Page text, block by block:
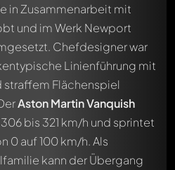
in Zusammenarbeit mit
und im Werk Newport
Chefdesigner war
Linienführung mit
straffem Flächenspiel
Aston Martin Vanquish
bis 321 km/h und sprintet
0 auf 100 km/h. Als
kann der Übergang